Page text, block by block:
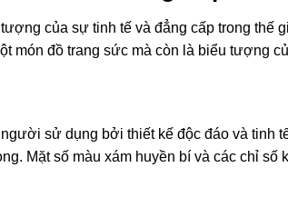
của sự tinh tế và đẳng cấp trong thế
món đồ trang sức mà còn là biểu tượng
sử dụng bởi thiết kế độc đáo và tinh
Mặt số màu xám huyền bí và các chỉ